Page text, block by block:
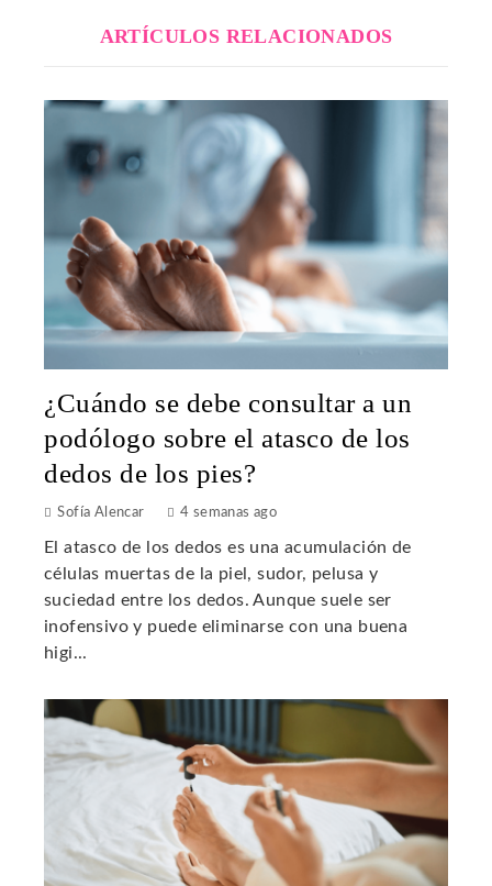
ARTÍCULOS RELACIONADOS
¿Cuándo se debe consultar a un
podólogo sobre el atasco de los
dedos de los pies?
Sofía Alencar 4 semanas ago
El atasco de los dedos es una acumulación de
células muertas de la piel, sudor, pelusa y
suciedad entre los dedos. Aunque suele ser
inofensivo y puede eliminarse con una buena
higi...